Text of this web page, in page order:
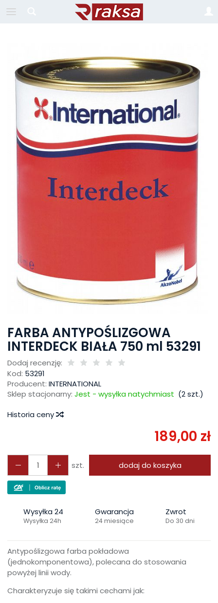
FARBA ANTYPOŚLIZGOWA
INTERDECK BIAŁA 750 ml 53291
Dodaj recenzję:
Kod: 53291
Producent: INTERNATIONAL
Sklep stacjonarny: Jest - wysyłka natychmiast (2szt.)
Historia ceny
189,00 zł
szt. dodaj do koszyka
Wysyłka 24
Wysyłka 24h
Gwarancja
24 miesiące
Zwrot
Do 30 dni
Antypoślizgowa farba pokładowa
(jednokomponentowa), polecana do stosowania
powyżej linii wody.
Charakteryzuje się takimi cechami jak: